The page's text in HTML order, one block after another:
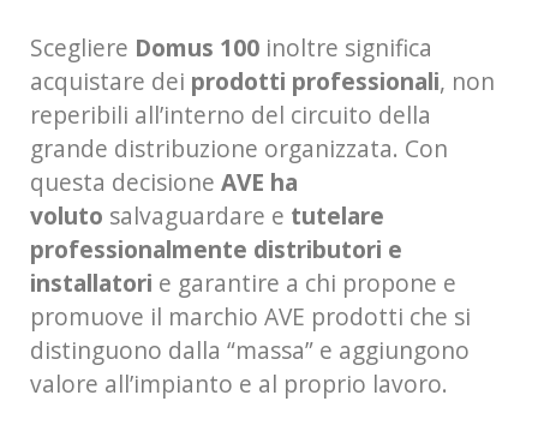
Scegliere Domus 100 inoltre significa
acquistare dei prodotti professionali, non
reperibili all’interno del circuito della
grande distribuzione organizzata. Con
questa decisione AVE ha
voluto salvaguardare e tutelare
professionalmente distributori e
installatori e garantire a chi propone e
promuove il marchio AVE prodotti che si
distinguono dalla “massa” e aggiungono
valore all’impianto e al proprio lavoro.